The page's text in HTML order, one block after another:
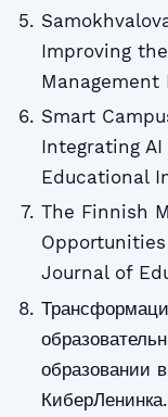
Improving
Management
Smart
Integrating
Educational
The Finnish
Journal of
образовании